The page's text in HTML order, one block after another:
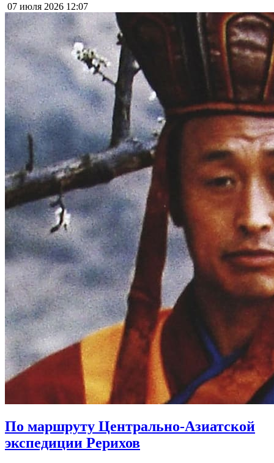
07 июля 2026 12:07
По маршруту Центрально-Азиатской
экспедиции Рерихов